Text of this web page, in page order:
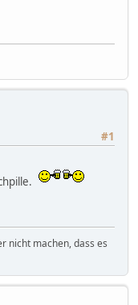
#1
nicht machen, dass es